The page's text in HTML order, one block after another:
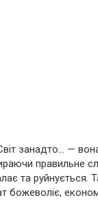
занадто… —
правильне
та руйнується.
божеволіє,